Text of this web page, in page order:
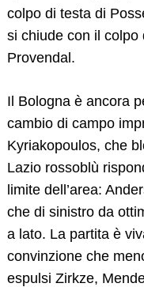
colpo di testa di
si chiude con il
Provendal.
Il Bologna è ancora
cambio di campo
Kyriakopoulos, che
Lazio rossoblù
limite dell’area:
che di sinistro da
a lato. La partita è
convinzione che
espulsi Zirkze,